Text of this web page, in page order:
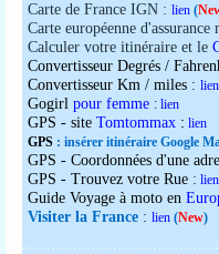
Carte de France IGN : lien (
Carte européenne d'assurance
Calculer votre itinéraire et le
Convertisseur Degrés /
Convertisseur Km / miles : lien
Gogirl pour femme : lien
GPS - site Tomtommax : lien
GPS : insérer itinéraire Google
GPS - Coordonnées d'une
GPS - Trouvez votre Rue : lien
Guide Voyage à moto en
Visiter la France : lien (New)